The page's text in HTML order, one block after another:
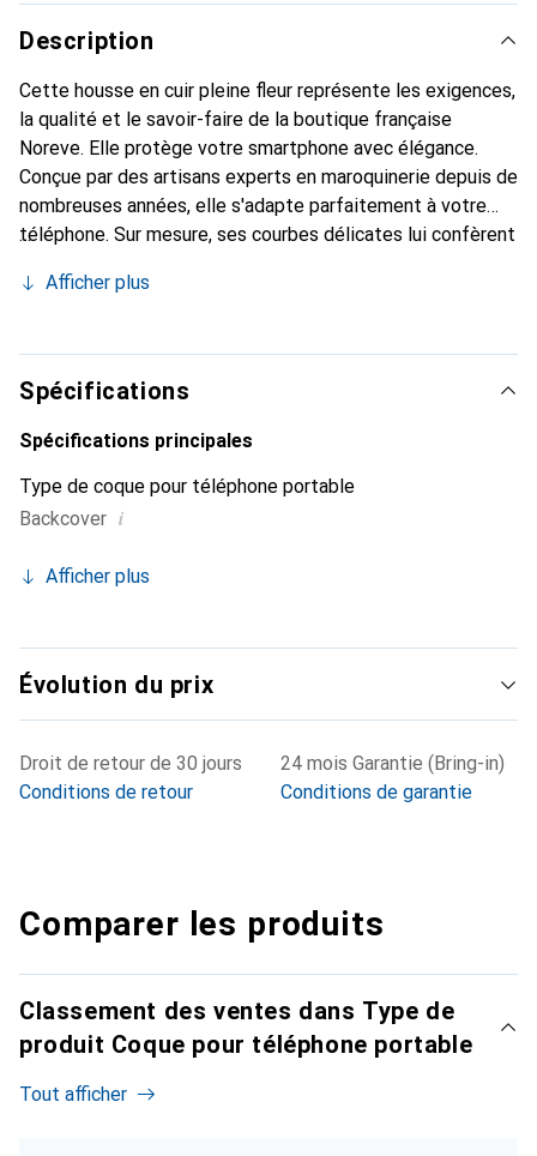
Description
Cette housse en cuir pleine fleur représente les exigences,
la qualité et le savoir-faire de la boutique française
Noreve. Elle protège votre smartphone avec élégance.
Conçue par des artisans experts en maroquinerie depuis de
nombreuses années, elle s'adapte parfaitement à votre
téléphone. Sur mesure, ses courbes délicates lui confèrent
et indispensable pour votre smartphone. Reconnaît
marque Noreve est un choix sûr pour une clientèle
exigeante.
Afficher plus
Spécifications
Spécifications principales
Type de coque pour téléphone portable
Backcover i
Afficher plus
Évolution du prix
Droit de retour de 30 jours
Conditions de retour
24 mois Garantie (Bring-in)
Conditions de garantie
Comparer les produits
Classement des ventes dans Type de
produit Coque pour téléphone portable
Tout afficher